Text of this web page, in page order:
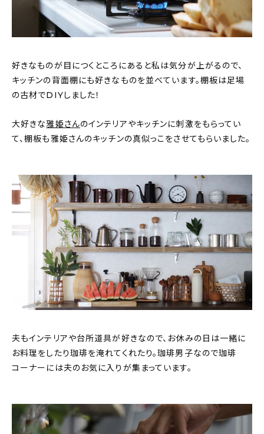
好きなものが目につくところにあると私は気分が上がるので、
キッチンの背面棚にも好きなものを並べています。棚板は足場
の古材でDIYしました！
大好きな雅姫さんのインテリアやキッチンに刺激をもらってい
て、棚板も雅姫さんのキッチンの真似っこをさせてもらいました。
夫もインテリアや台所道具が好きなので、お休みの日は一緒に
お料理をしたり珈琲を淹れてくれたり。珈琲男子なので珈琲
コーナーには夫のお気に入りが集まっています。